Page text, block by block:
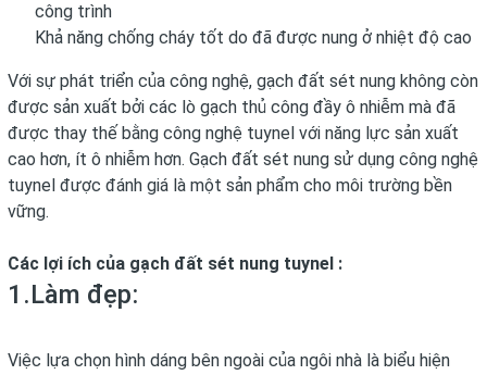
công trình
Khả năng chống cháy tốt do đã được nung ở nhiệt độ cao
Với sự phát triển của công nghệ, gạch đất sét nung không còn
được sản xuất bởi các lò gạch thủ công đầy ô nhiễm mà đã
được thay thế bằng công nghệ tuynel với năng lực sản xuất
cao hơn, ít ô nhiễm hơn. Gạch đất sét nung sử dụng công nghệ
tuynel được đánh giá là một sản phẩm cho môi trường bền
vững.
Các lợi ích của gạch đất sét nung tuynel :
1.Làm đẹp:
Việc lựa chọn hình dáng bên ngoài của ngôi nhà là biểu hiện